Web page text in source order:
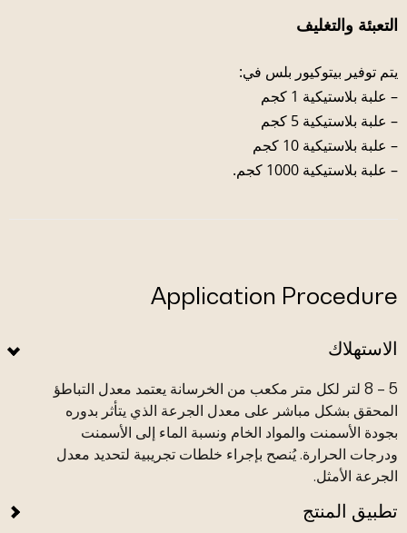
التعبئة والتغليف
يتم توفير بيتوكيور بلس في:
– علبة بلاستيكية 1 كجم
– علبة بلاستيكية 5 كجم
– علبة بلاستيكية 10 كجم
– علبة بلاستيكية 1000 كجم.
Application Procedure
الاستهلاك
5 – 8 لتر لكل متر مكعب من الخرسانة يعتمد معدل التباطؤ
المحقق بشكل مباشر على معدل الجرعة الذي يتأثر بدوره
بجودة الأسمنت والمواد الخام ونسبة الماء إلى الأسمنت
ودرجات الحرارة. يُنصح بإجراء خلطات تجريبية لتحديد معدل
الجرعة الأمثل.
تطبيق المنتج